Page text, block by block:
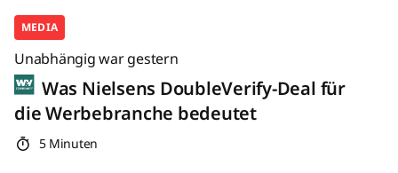
MEDIA
Unabhängig war gestern
Was Nielsens DoubleVerify-Deal für
die Werbebranche bedeutet
5 Minuten